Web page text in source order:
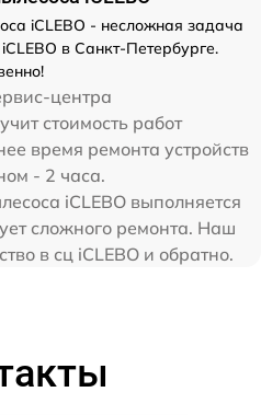
iCLEBO - несложная задача
в Санкт-Петербурге.
центра
стоимость работ
время ремонта устройств
- 2 часа.
iCLEBO выполняется
сложного ремонта. Наш
в сц iCLEBO и обратно.